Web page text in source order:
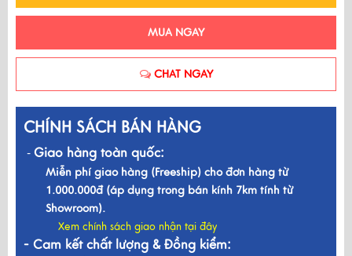
MUA NGAY
CHAT NGAY
CHÍNH SÁCH BÁN HÀNG
- Giao hàng toàn quốc:
Miễn phí giao hàng (Freeship) cho đơn hàng từ
1.000.000đ (áp dụng trong bán kính 7km tính từ
Showroom).
Xem chính sách giao nhận tại đây
- Cam kết chất lượng & Đồng kiểm: